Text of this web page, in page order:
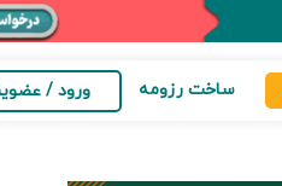
ساخت رزومه ورود /